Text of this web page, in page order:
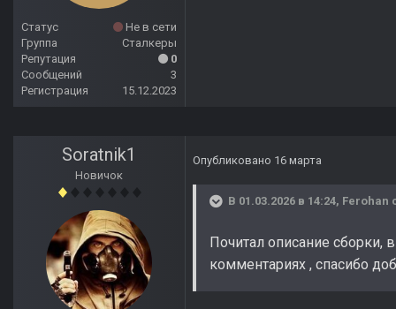
Статус
Не в сети
Группа
Сталкеры
Репутация
0
Сообщений
3
Регистрация
15.12.2023
Soratnik1
Новичок
Опубликовано 16 марта
В 01.03.2026 в 14:24, Ferohan
Почитал описание сборки,
комментариях , спасибо